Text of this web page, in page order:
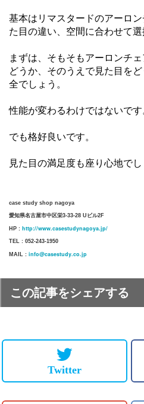
基本はリマスタードのアーロ
た目の違い、空間に合わせて選
まずは、そもそもアーロンチ
どうか、そのうえで見た目を
全でしょう。
性能が変わるわけではないです
でも格好良いです。
見た目の満足度も座り心地でし
case study shop nagoya
愛知県名古屋市中区栄3-33-28 Uビル2F
HP : http://www.casestudynagoya.jp/
TEL : 052-243-1950
MAIL : info@casestudy.co.jp
この記事をシェアする
Twitter